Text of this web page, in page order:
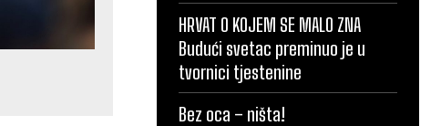
HRVAT O KOJEM SE MALO ZNA
Budući svetac preminuo je u
tvornici tjestenine
Bez oca – ništa!